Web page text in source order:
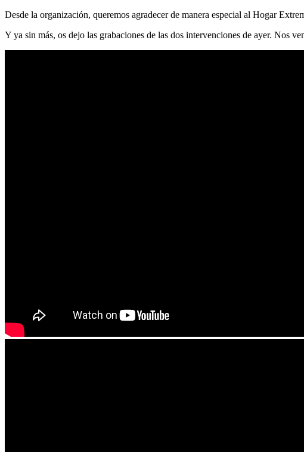
Desde la organización, queremos agradecer de manera especial al Hogar
Y ya sin más, os dejo las grabaciones de las dos intervenciones de ayer. Nos